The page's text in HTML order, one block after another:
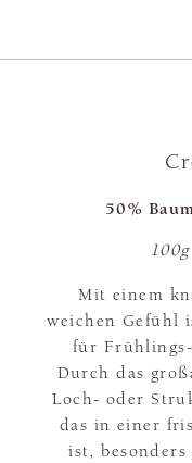
50%
100g
Mit einem
weichen Gefühl
für
Durch das
Loch- oder
das in einer
ist,